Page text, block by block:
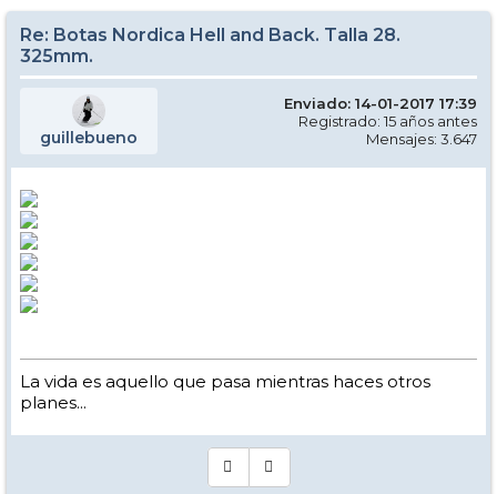
Re: Botas Nordica Hell and Back. Talla 28.
325mm.
guillebueno
Enviado: 14-01-2017 17:39
Registrado: 15 años antes
Mensajes: 3.647
La vida es aquello que pasa mientras haces otros
planes...